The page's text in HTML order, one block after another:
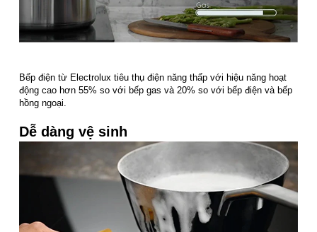
Bếp điện từ Electrolux tiêu thụ điện năng thấp với hiệu năng hoạt
động cao hơn 55% so với bếp gas và 20% so với bếp điện và bếp
hồng ngoại.
Dễ dàng vệ sinh